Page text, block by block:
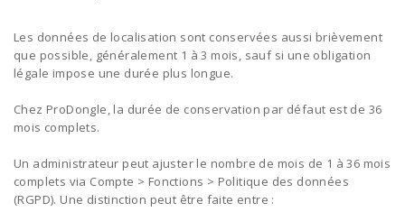
Les données de localisation sont conservées aussi brièvement
que possible, généralement 1 à 3 mois, sauf si une obligation
légale impose une durée plus longue.
Chez ProDongle, la durée de conservation par défaut est de 36
mois complets.
Un administrateur peut ajuster le nombre de mois de 1 à 36 mois
complets via Compte > Fonctions > Politique des données
(RGPD). Une distinction peut être faite entre :